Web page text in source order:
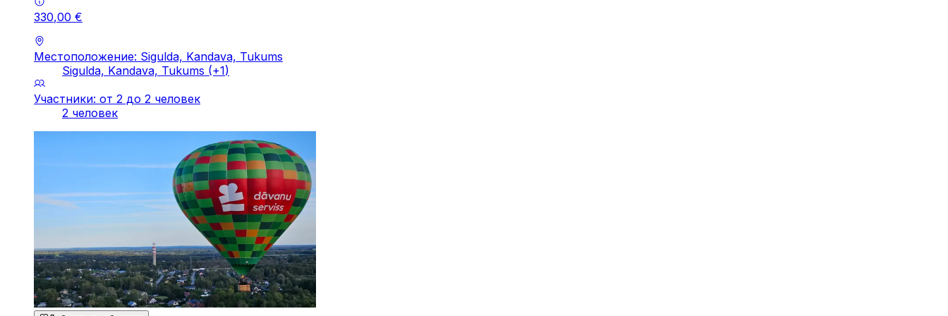
330,00 €
Местоположение: Sigulda, Kandava, Tukums
Sigulda, Kandava, Tukums (+1)
Участники: от 2 до 2 человек
2 человек